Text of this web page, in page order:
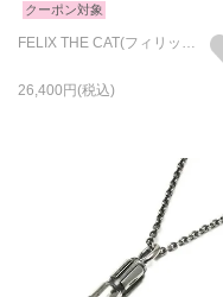
クーポン対象
FELIX THE CAT(フィリックス ザ キャット) ネックレス
26,400